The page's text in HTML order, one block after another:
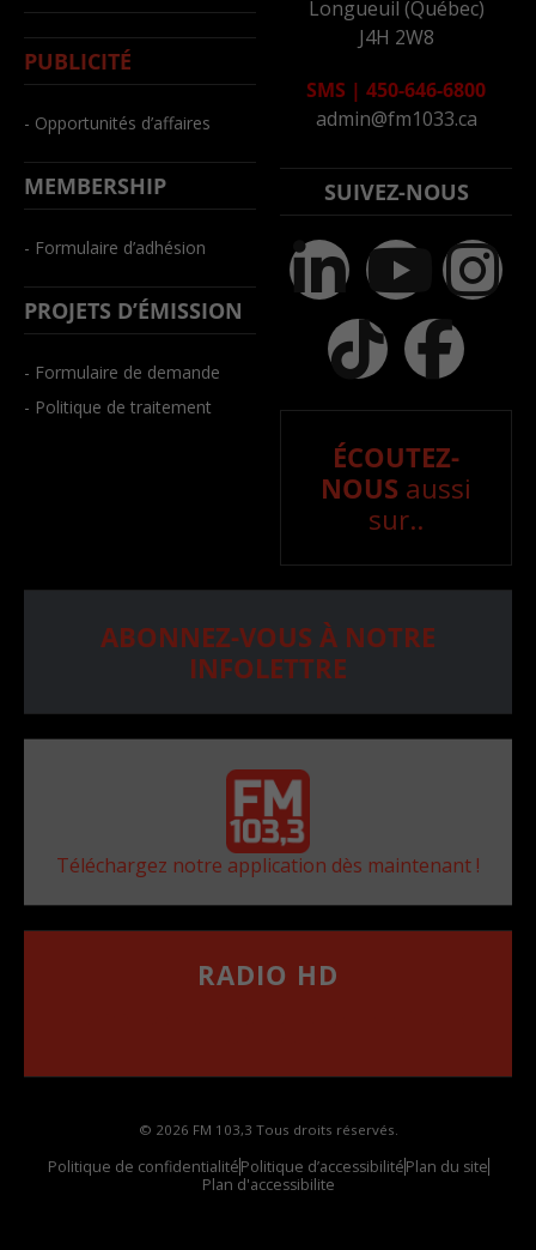
PUBLICITÉ
- Opportunités d’affaires
MEMBERSHIP
- Formulaire d’adhésion
PROJETS D’ÉMISSION
- Formulaire de demande
- Politique de traitement
Longueuil (Québec)
J4H 2W8
SMS | 450-646-6800
admin@fm1033.ca
SUIVEZ-NOUS
ÉCOUTEZ-
NOUS aussi
sur..
ABONNEZ-VOUS À NOTRE
INFOLETTRE
Téléchargez notre application dès maintenant !
RADIO HD
© 2026 FM 103,3 Tous droits réservés.
Politique de confidentialitéPolitique d’accessibilitéPlan du site
Plan d'accessibilite